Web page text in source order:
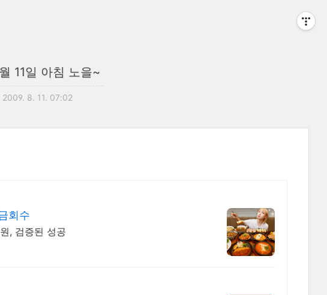
11일 아침 노을~
2009. 8. 11. 07:02
회수
, 검증된 성공